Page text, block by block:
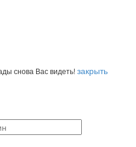
снова Вас видеть!закрыть